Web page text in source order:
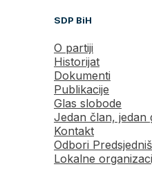
SDP BiH
O partiji
Historijat
Dokumenti
Publikacije
Glas slobode
Jedan član, jedan
Kontakt
Odbori
Lokalne